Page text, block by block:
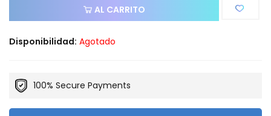
AL CARRITO
Disponibilidad: Agotado
100% Secure Payments